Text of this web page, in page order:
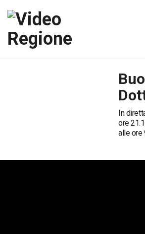
In
ore
alle ore